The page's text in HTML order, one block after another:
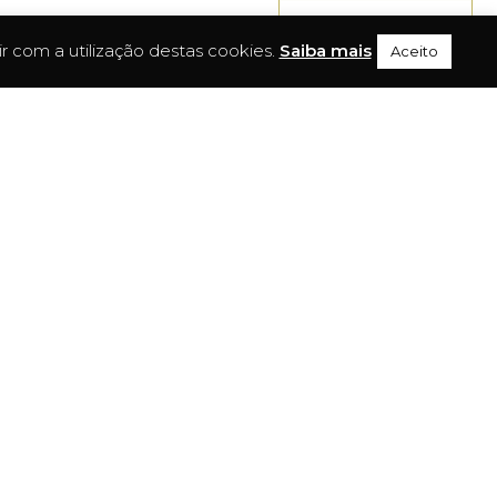
com a utilização destas cookies. Saiba mais Aceito